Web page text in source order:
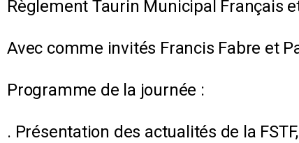
Règlement Taurin Municipal Français
Avec comme invités Francis Fabre et
Programme de la journée :
. Présentation des actualités de la